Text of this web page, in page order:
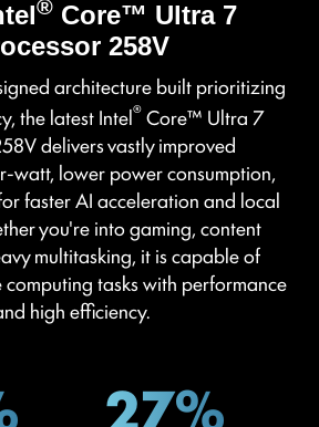
® Core™ Ultra 7
258V
architecture built prioritizing
the latest Intel®Core™ Ultra 7
delivers vastly improved
watt, lower power consumption,
faster AI acceleration and local
you're into gaming, content
multitasking, it is capable of
tasks with performance
high efficiency.